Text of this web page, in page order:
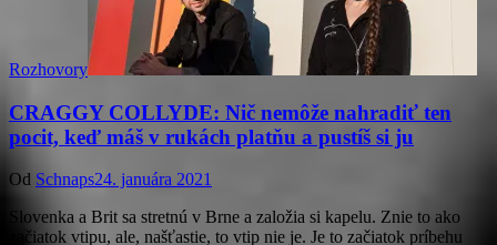
Rozhovory
CRAGGY COLLYDE: Nič nemôže nahradiť ten
pocit, keď máš v rukách platňu a pustíš si ju
Od Schnaps24. januára 2021
Slovenka a Brit sa stretnú v Brne a založia si kapelu. Znie to ako
začiatok vtipu, ale, našťastie, to vtip nie je. Je to začiatok príbehu